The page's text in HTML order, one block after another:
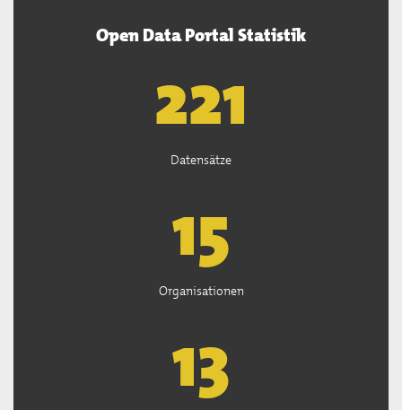
Open Data Portal Statistik
222
Datensätze
15
Organisationen
13